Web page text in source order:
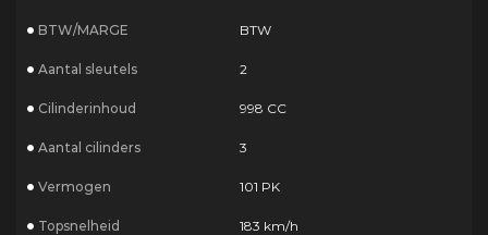
BTW/MARGE BTW
Aantal sleutels 2
Cilinderinhoud 998 CC
Aantal cilinders 3
Vermogen 101 PK
Topsnelheid 183 km/h